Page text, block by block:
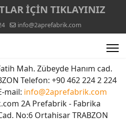
İÇİN TIKLAYINIZ
info@2aprefabrik.com
Mah. Zübeyde Hanım cad.
Telefon: +90 462 224 2 224
mail: info@2aprefabrik.com
2A Prefabrik - Fabrika
No:6 Ortahisar TRABZON